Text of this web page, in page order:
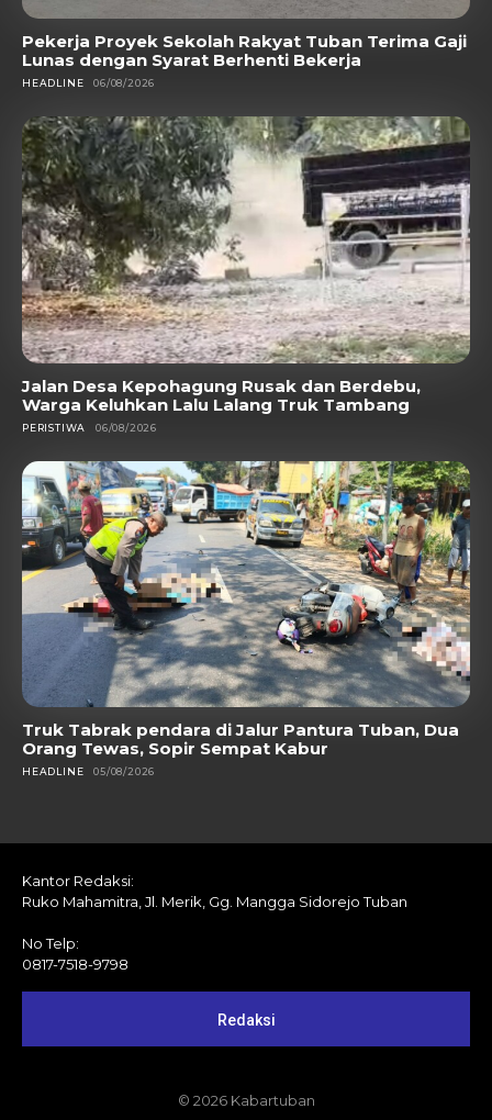
Pekerja Proyek Sekolah Rakyat Tuban Terima Gaji
Lunas dengan Syarat Berhenti Bekerja
HEADLINE 06/08/2026
Jalan Desa Kepohagung Rusak dan Berdebu,
Warga Keluhkan Lalu Lalang Truk Tambang
PERISTIWA 06/08/2026
Truk Tabrak pendara di Jalur Pantura Tuban, Dua
Orang Tewas, Sopir Sempat Kabur
HEADLINE 05/08/2026
Kantor Redaksi:
Ruko Mahamitra, Jl. Merik, Gg. Mangga Sidorejo Tuban
No Telp:
0817-7518-9798
Redaksi
© 2026 Kabartuban